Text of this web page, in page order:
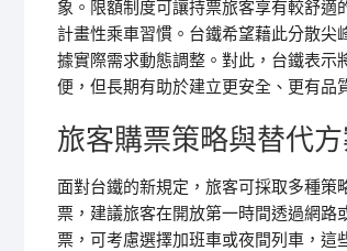
象。限額制度可讓持票旅客享有較舒
計畫性乘車習慣。台鐵希望藉此分散
據實際需求動態調整。對此，台鐵表示
便，但長期有助於建立更安全、更有品
旅客購票策略與替代
面對台鐵的新規定，旅客可採取多種策
票，建議旅客在開放第一時間透過網路
票，可考慮選擇加班車或夜間列車，這